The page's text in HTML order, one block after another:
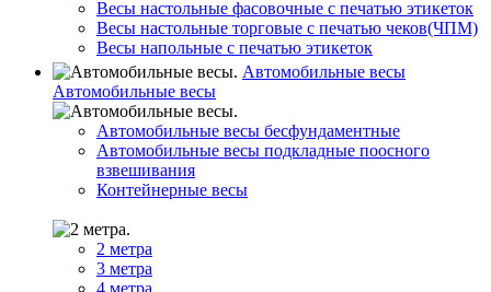
Весы настольные фасовочные с печатью этикеток
Весы настольные торговые с печатью чеков(ЧПМ)
Весы напольные с печатью этикеток
Автомобильные весы
Автомобильные весы
Автомобильные весы бесфундаментные
Автомобильные весы подкладные поосного
взвешивания
Контейнерные весы
2 метра
3 метра
4 метра